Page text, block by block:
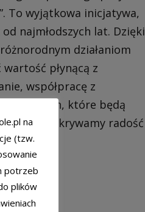
To wyjątkowa inicjatywa,
najmłodszych lat. Dzięki
działaniom
płynącą z
współpracę z
które będą
Misiem odkrywamy radość
na
(tzw.
potrzeb
plików